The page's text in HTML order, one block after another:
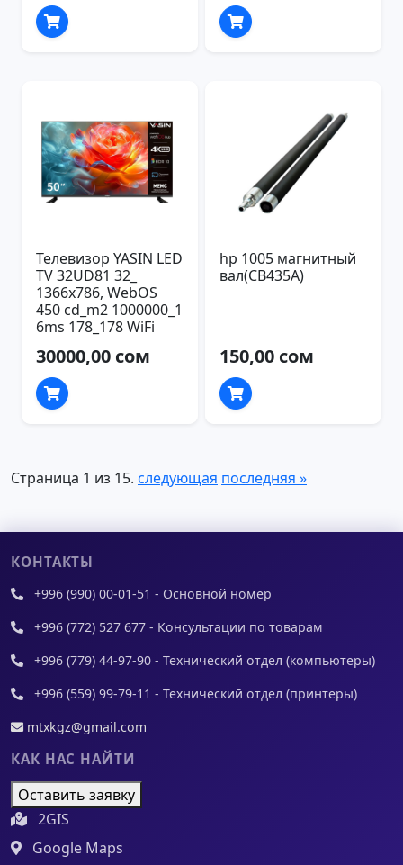
Телевизор YASIN LED
TV 32UD81 32_
1366x786, WebOS
450 cd_m2 1000000_1
6ms 178_178 WiFi
30000,00 сом
hp 1005 магнитный
вал(CB435A)
150,00 сом
Страница 1 из 15. следующая последняя »
КОНТАКТЫ
+996 (990) 00-01-51 - Основной номер
+996 (772) 527 677 - Консультации по товарам
+996 (779) 44-97-90 - Технический отдел (компьютеры)
+996 (559) 99-79-11 - Технический отдел (принтеры)
mtxkgz@gmail.com
КАК НАС НАЙТИ
Оставить заявку
2GIS
Google Maps